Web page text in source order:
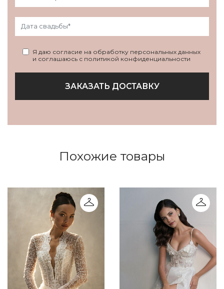
Я даю согласие на обработку персональных данных
и соглашаюсь с политикой конфиденциальности
ЗАКАЗАТЬ ДОСТАВКУ
Похожие товары